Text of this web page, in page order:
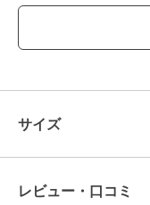
■生地
・シャリっとした薄手カ
かさばりにくいのでバッ
インナーやボトムスを
デニム合わせもおすすめ。
サイズ
レビュー・口コミ